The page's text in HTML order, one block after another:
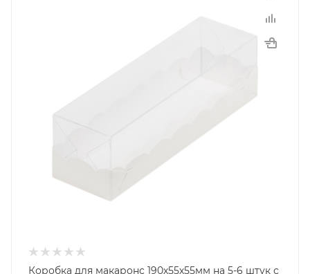
Коробка для макаронс 190х55х55мм на 5-6 штук с